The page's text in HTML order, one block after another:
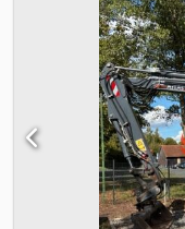
Standardlackierung *
Schlagschutz -
Kabine vorne rechts) *
rechts) * Fahrerkabine
Radio/CD *
Akustiksignal *
Wasser-/Ladeluftkühler
Rußpartikelfilter
Cjdeymhnnjpfx Ab
System mit